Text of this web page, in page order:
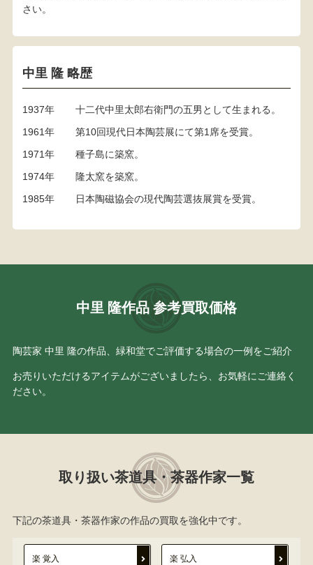
さい。
中里 隆 略歴
1937年
十二代中里太郎右衛門の五男として生まれる。
1961年
第10回現代日本陶芸展にて第1席を受賞。
1971年
種子島に築窯。
1974年
隆太窯を築窯。
1985年
日本陶磁協会の現代陶芸選抜展賞を受賞。
中里 隆作品 参考買取価格
陶芸家 中里 隆の作品、緑和堂でご評価する場合の一例をご紹介
お売りいただけるアイテムがございましたら、お気軽にご連絡く
ださい。
取り扱い茶道具・茶器作家一覧
下記の茶道具・茶器作家の作品の買取を強化中です。
楽 覚入 楽 弘入